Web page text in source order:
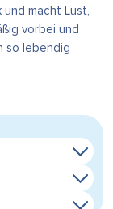
macht Lust,
vorbei und
so lebendig